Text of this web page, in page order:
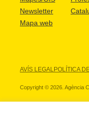
Newsletter
Mapa web
AVÍS LEGALPOLÍTICA
Copyright © 2026. Agència